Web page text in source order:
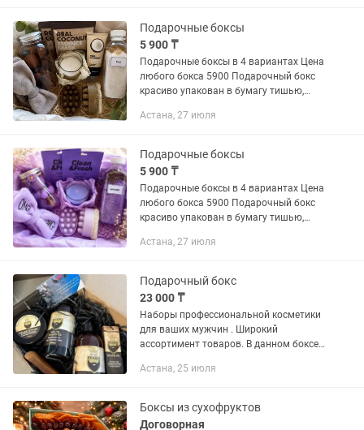
Подарочные боксы
5 900 ₸
Подарочные боксы в 4 вариантах Цена
любого бокса 5900 Подарочный бокс
красиво упакован в бумагу тишью,
ручками. Сыйлық боксы тишью
Астана, 27 июля
Подарочные боксы
5 900 ₸
Подарочные боксы в 4 вариантах Цена
любого бокса 5900 Подарочный бокс
красиво упакован в бумагу тишью,
ручками. Сыйлық боксы тишью
Астана, 27 июля
Подарочный бокс
23 000 ₸
Наборы профессиональной косметики
для ваших мужчин . Широкий
ассортимент товаров. В данном боксе:
ухода за бородой, масло для бороды,
Астана, 25 июля
Боксы из сухофруктов
Договорная